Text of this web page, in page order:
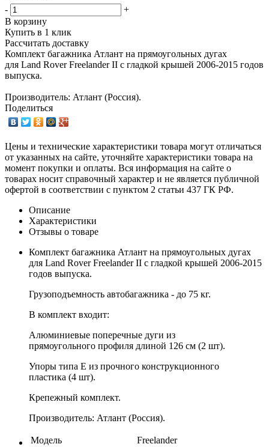
-
+
В корзину
Купить в 1 клик
Рассчитать доставку
Комплект багажника Атлант на прямоугольных дугах
для Land Rover Freelander II с гладкой крышей 2006-2015 годов
выпуска.
Производитель: Атлант (Россия).
Поделиться
Цены и технические характеристики товара могут отличаться
от указанных на сайте, уточняйте характеристики товара на
момент покупки и оплаты. Вся информация на сайте о
товарах носит справочный характер и не является публичной
офертой в соответствии с пунктом 2 статьи 437 ГК РФ.
Описание
Характеристики
Отзывы о товаре
Комплект багажника Атлант на прямоугольных дугах
для Land Rover Freelander II с гладкой крышей 2006-2015
годов выпуска.
Грузоподъемность автобагажника - до 75 кг.
В комплект входит:
Алюминиевые поперечные дуги из
прямоугольного профиля длиной 126 см (2 шт).
Упоры типа E из прочного конструкционного
пластика (4 шт).
Крепежный комплект.
Производитель: Атлант (Россия).
Модель
Freelander